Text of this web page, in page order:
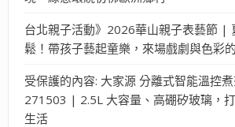
台北親子活動》2026華山親子表藝節 |
鬆！帶孩子藝起童樂，來場戲劇與色彩
受保護的內容: 大家源 分離式智能溫控
271503 | 2.5L 大容量、高硼矽玻璃，
生活